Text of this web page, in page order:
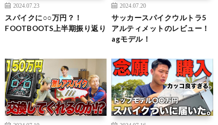
2024.07.23
スパイクに○○万円？！
FOOTBOOTS上半期振り返り
2024.07.20
サッカースパイクウルトラ5
アルティメットのレビュー！
agモデル！